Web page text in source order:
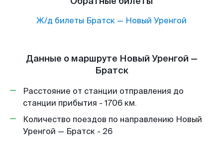
Ж/д билеты Братск — Новый Уренгой
Данные о маршруте Новый Уренгой —
Братск
Расстояние от станции отправления до
станции прибытия - 1706 км.
Количество поездов по направлению Новый
Уренгой — Братск - 26